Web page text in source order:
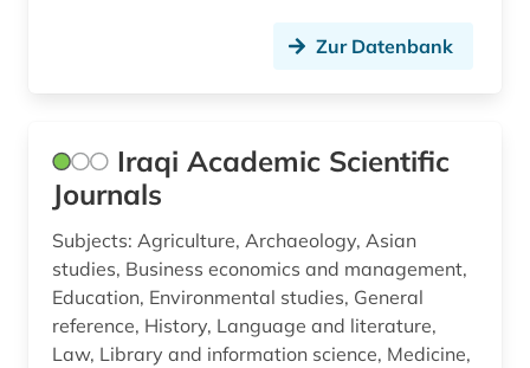
pidgin-sprachen (1)
politik (7)
politische geografie (1)
politischer flüchtling (1)
politisches system (1)
Zur Datenbank
Iraqi Academic Scientific
Journals
Subjects: Agriculture, Archaeology, Asian
studies, Business economics and management,
Education, Environmental studies, General
reference, History, Language and literature,
Law, Library and information science, Medicine,